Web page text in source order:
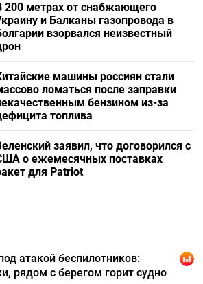
200 метрах от снабжающего
и Балканы газопровода в
взорвался неизвестный
машины россиян стали
ломаться после заправки
бензином из-за
топлива
заявил, что договорился с
о ежемесячных поставках
для Patriot